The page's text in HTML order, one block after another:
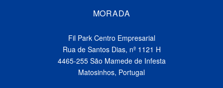
MORADA
Fil Park Centro Empresarial
Rua de Santos Dias, nº 1121 H
4465-255 São Mamede de Infesta
Matosinhos, Portugal